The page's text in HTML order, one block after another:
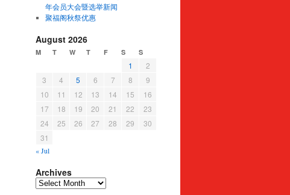
年会员大会暨选举新闻
聚福阁秋祭优惠
August 2026
M T W T F S S
1
2
3
4 5 6 7 8
9
10
11 12 13 14 15
16
17
18 19 20 21 22
23
24
25 26 27 28 29
30
31
« Jul
Archives
Archives